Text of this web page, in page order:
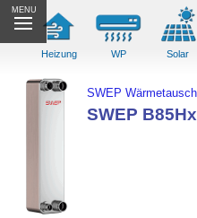
MENU
Heizung WP Solar
SWEP
SWEP